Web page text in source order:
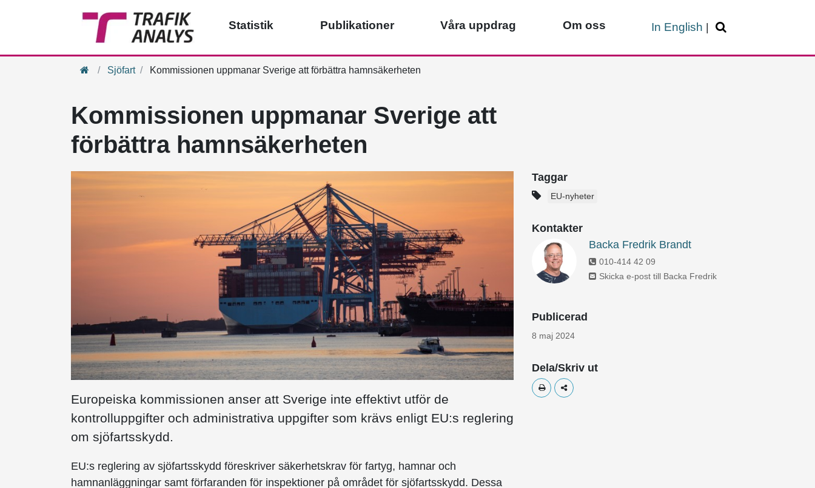
Statistik Publikationer Våra uppdrag Om oss In English
HemSjöfart Kommissionen uppmanar Sverige att förbättra hamnsäkerheten
Kommissionen uppmanar Sverige att
förbättra hamnsäkerheten
Europeiska kommissionen anser att Sverige inte effektivt utför de
kontrolluppgifter och administrativa uppgifter som krävs enligt EU:s reglering
om sjöfartsskydd.
EU:s reglering av sjöfartsskydd föreskriver säkerhetskrav för fartyg, hamnar och
hamnanläggningar samt förfaranden för inspektioner på området för sjöfartsskydd. Dessa
Taggar
EU-nyheter
Kontakter
Backa Fredrik Brandt
010-414 42 09
Skicka e-post till Backa Fredrik
Publicerad
8 maj 2024
Dela/Skriv ut
Skriv utDela